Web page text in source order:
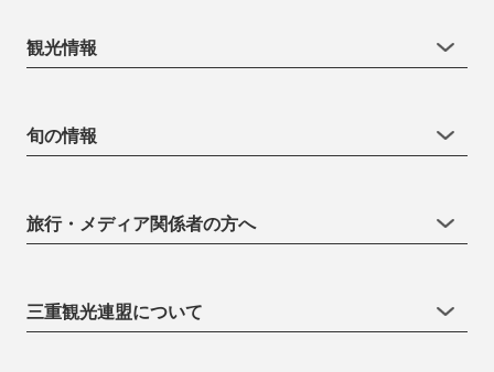
観光情報
旬の情報
旅行・メディア関係者の方へ
三重観光連盟について